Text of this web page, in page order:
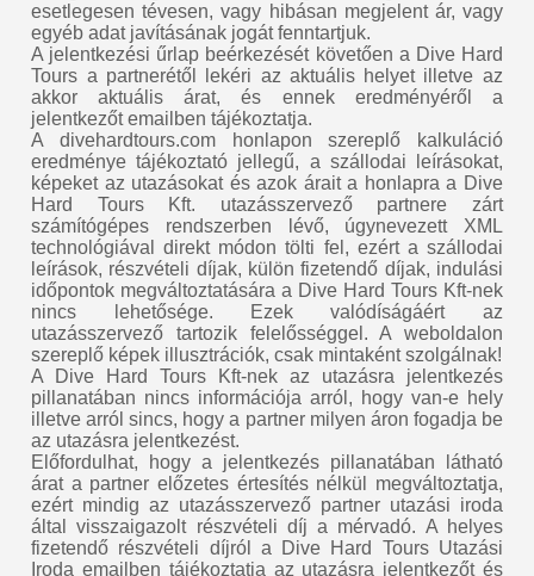
esetlegesen tévesen, vagy hibásan megjelent ár, vagy
egyéb adat javításának jogát fenntartjuk.
A jelentkezési űrlap beérkezését követően a Dive Hard
Tours a partnerétől lekéri az aktuális helyet illetve az
akkor aktuális árat, és ennek eredményéről a
jelentkezőt emailben tájékoztatja.
A divehardtours.com honlapon szereplő kalkuláció
eredménye tájékoztató jellegű, a szállodai leírásokat,
képeket az utazásokat és azok árait a honlapra a Dive
Hard Tours Kft. utazásszervező partnere zárt
számítógépes rendszerben lévő, úgynevezett XML
technológiával direkt módon tölti fel, ezért a szállodai
leírások, részvételi díjak, külön fizetendő díjak, indulási
időpontok megváltoztatására a Dive Hard Tours Kft-nek
nincs lehetősége. Ezek valódíságáért az
utazásszervező tartozik felelősséggel. A weboldalon
szereplő képek illusztrációk, csak mintaként szolgálnak!
A Dive Hard Tours Kft-nek az utazásra jelentkezés
pillanatában nincs információja arról, hogy van-e hely
illetve arról sincs, hogy a partner milyen áron fogadja be
az utazásra jelentkezést.
Előfordulhat, hogy a jelentkezés pillanatában látható
árat a partner előzetes értesítés nélkül megváltoztatja,
ezért mindig az utazásszervező partner utazási iroda
által visszaigazolt részvételi díj a mérvadó. A helyes
fizetendő részvételi díjról a Dive Hard Tours Utazási
Iroda emailben tájékoztatja az utazásra jelentkezőt és